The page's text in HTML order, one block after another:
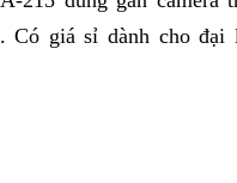
Có giá sỉ dành cho đại